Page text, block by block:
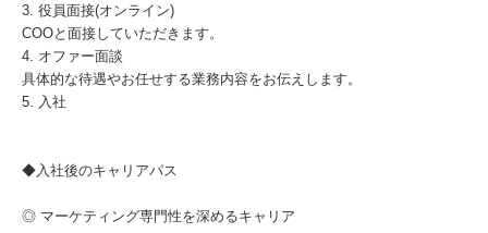
3. 役員面接(オンライン)
COOと面接していただきます。
4. オファー面談
具体的な待遇やお任せする業務内容をお伝えします。
5. 入社
◆入社後のキャリアパス
◎ マーケティング専門性を深めるキャリア